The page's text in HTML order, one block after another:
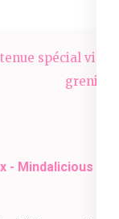
spécial vide
grenier
Mindalicious +